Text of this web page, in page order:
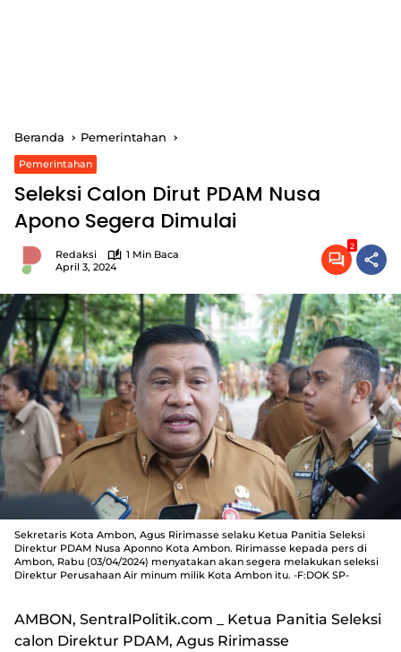
Beranda Pemerintahan
Pemerintahan
Seleksi Calon Dirut PDAM Nusa
Apono Segera Dimulai
Redaksi
1 Min Baca
April 3, 2024
2
Sekretaris Kota Ambon, Agus Ririmasse selaku Ketua Panitia Seleksi
Direktur PDAM Nusa Aponno Kota Ambon. Ririmasse kepada pers di
Ambon, Rabu (03/04/2024) menyatakan akan segera melakukan seleksi
Direktur Perusahaan Air minum milik Kota Ambon itu. -F:DOK SP-
AMBON, SentralPolitik.com _ Ketua Panitia Seleksi
calon Direktur PDAM, Agus Ririmasse